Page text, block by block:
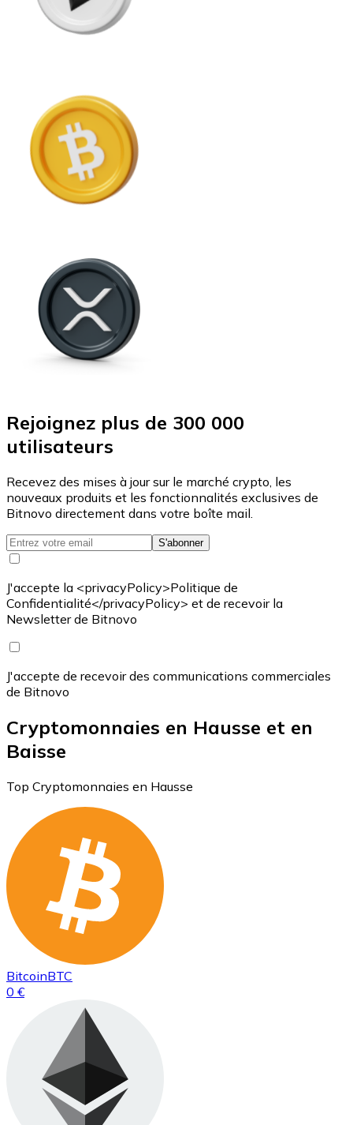
Rejoignez plus de 300 000
utilisateurs
Recevez des mises à jour sur le marché crypto, les
nouveaux produits et les fonctionnalités exclusives de
Bitnovo directement dans votre boîte mail.
S'abonner
J'accepte la <privacyPolicy>Politique de
Confidentialité</privacyPolicy> et de recevoir la
Newsletter de Bitnovo
J'accepte de recevoir des communications commerciales
de Bitnovo
Cryptomonnaies en Hausse et en
Baisse
Top Cryptomonnaies en Hausse
BitcoinBTC
0 €